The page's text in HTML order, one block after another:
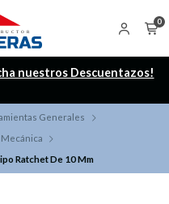
0
nuestros Descuentazos!
Generales
Ratchet De 10 Mm